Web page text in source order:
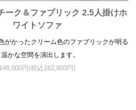
ーク＆ファブリック 2.5人掛けホ
ワイトソファ
がかったクリーム色のファブリックが明る
温かな空間を演出します。
円(税込162,800円)